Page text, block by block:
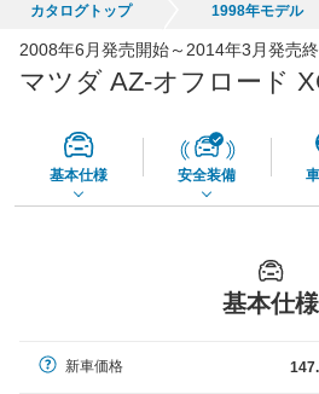
45,550円
*当該価格は車種別の価格となります。
カタログトップ 1998年モデル
2008年6月発売開始～2014年3月発売
マツダ AZ-オフロード
基本仕様 安全装備
基本仕様
新車価格